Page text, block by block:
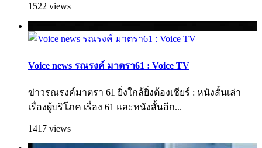
1522 views
Voice news รณรงค์ มาตรา61 : Voice TV
ข่าวรณรงค์มาตรา 61 ยิ่งใกล้ยิ่งต้องเชียร์ : หนังสั้นเล่า
เรื่องผู้บริโภค เรื่อง 61 และหนังสั้นอีก...
1417 views